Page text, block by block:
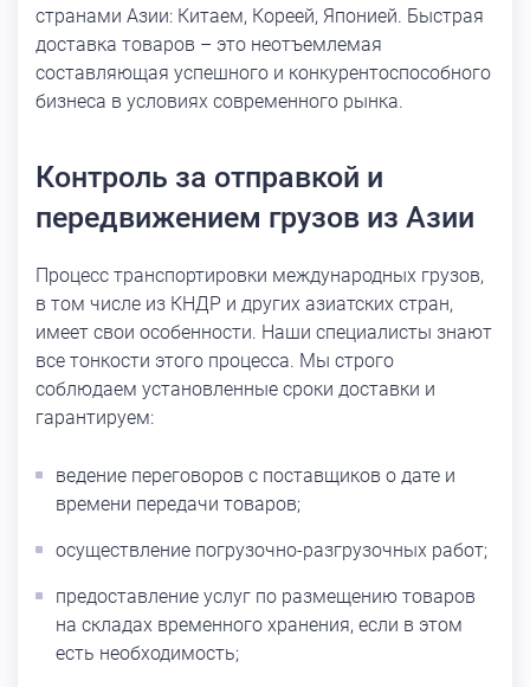
странами Азии: Китаем, Кореей, Японией. Быстрая
доставка товаров – это неотъемлемая
составляющая успешного и конкурентоспособного
бизнеса в условиях современного рынка.
Контроль за отправкой и
передвижением грузов из Азии
Процесс транспортировки международных грузов,
в том числе из КНДР и других азиатских стран,
имеет свои особенности. Наши специалисты знают
все тонкости этого процесса. Мы строго
соблюдаем установленные сроки доставки и
гарантируем:
ведение переговоров с поставщиков о дате и
времени передачи товаров;
осуществление погрузочно-разгрузочных работ;
предоставление услуг по размещению товаров
на складах временного хранения, если в этом
есть необходимость;